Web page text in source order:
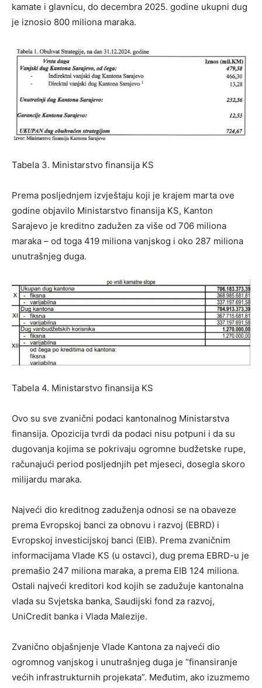
kamate i glavnicu, do decembra 2025. godine ukupni dug
je iznosio 800 miliona maraka.
Tabela 3. Ministarstvo finansija KS
Prema posljednjem izvještaju koji je krajem marta ove
godine objavilo Ministarstvo finansija KS, Kanton
Sarajevo je kreditno zadužen za više od 706 miliona
maraka – od toga 419 miliona vanjskog i oko 287 miliona
unutrašnjeg duga.
Tabela 4. Ministarstvo finansija KS
Ovo su sve zvanični podaci kantonalnog Ministarstva
finansija. Opozicija tvrdi da podaci nisu potpuni i da su
dugovanja kojima se pokrivaju ogromne budžetske rupe,
računajući period posljednjih pet mjeseci, dosegla skoro
milijardu maraka.
Najveći dio kreditnog zaduženja odnosi se na obaveze
prema Evropskoj banci za obnovu i razvoj (EBRD) i
Evropskoj investicijskoj banci (EIB). Prema zvaničnim
informacijama Vlade KS (u ostavci), dug prema EBRD-u je
premašio 247 miliona maraka, a prema EIB 124 miliona.
Ostali najveći kreditori kod kojih se zadužuje kantonalna
vlada su Svjetska banka, Saudijski fond za razvoj,
UniCredit banka i Vlada Malezije.
Zvanično objašnjenje Vlade Kantona za najveći dio
ogromnog vanjskog i unutrašnjeg duga je “finansiranje
većih infrastrukturnih projekata”. Međutim, ako izuzmemo